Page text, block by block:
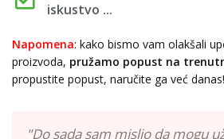
iskustvo ...
Napomena: kako bismo vam olakšali
proizvoda, pružamo popust na
propustite popust, naručite ga već danas!
"Do sada sam mislio da mogu